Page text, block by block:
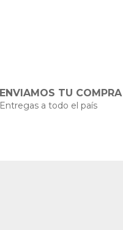
ENVIAMOS TU COMPRA
Entregas a todo el país